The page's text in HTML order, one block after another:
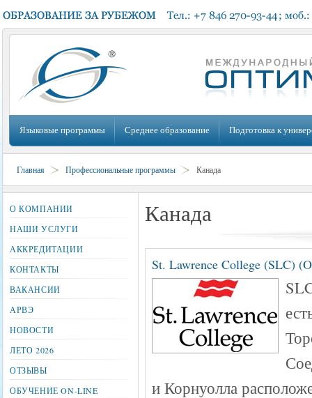
Языковые программы Среднее образование Подготовка к
Главная Профессиональные программы Канада
Канада
St. Lawrence College (SLC)
и Корнуолла
О КОМПАНИИ
НАШИ УСЛУГИ
АККРЕДИТАЦИИ
КОНТАКТЫ
ВАКАНСИИ
АРВЭ
НОВОСТИ
ЛЕТО 2026
ОТЗЫВЫ
ОБУЧЕНИЕ ON-LINE